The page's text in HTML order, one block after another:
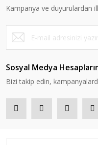
Kampanya ve duyurulardan
Sosyal Medya
Bizi takip edin,